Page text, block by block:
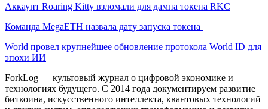
Аккаунт Roaring Kitty взломали для дампа токена RKC
Команда MegaETH назвала дату запуска токена
World провел крупнейшее обновление протокола World ID для
эпохи ИИ
ForkLog — культовый журнал о цифровой экономике и
технологиях будущего. С 2014 года документируем развитие
биткоина, искусственного интеллекта, квантовых технологий